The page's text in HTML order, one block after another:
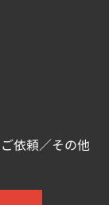
依頼／その他